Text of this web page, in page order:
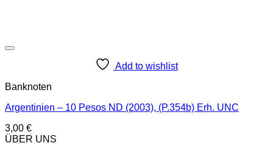
Add to wishlist
Banknoten
Argentinien – 10 Pesos ND (2003), (P.354b) Erh. UNC
3,00 €
ÜBER UNS